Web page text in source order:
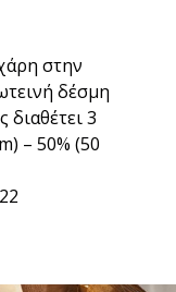
στην
δέσμη
διαθέτει 3
– 50% (50